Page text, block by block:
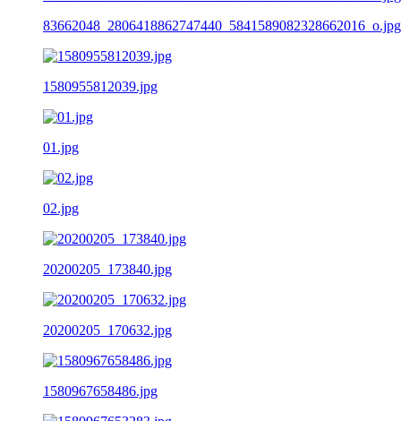
83662048_2806418862747440_5841589082328662016_o.jpg
1580955812039.jpg
01.jpg
02.jpg
20200205_173840.jpg
20200205_170632.jpg
1580967658486.jpg